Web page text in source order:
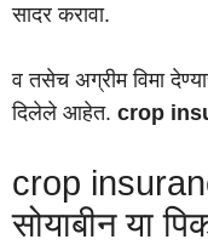
सादर करावा.
व तसेच अग्रीम विमा
दिलेले आहेत. crop
crop
सोयाबीन या